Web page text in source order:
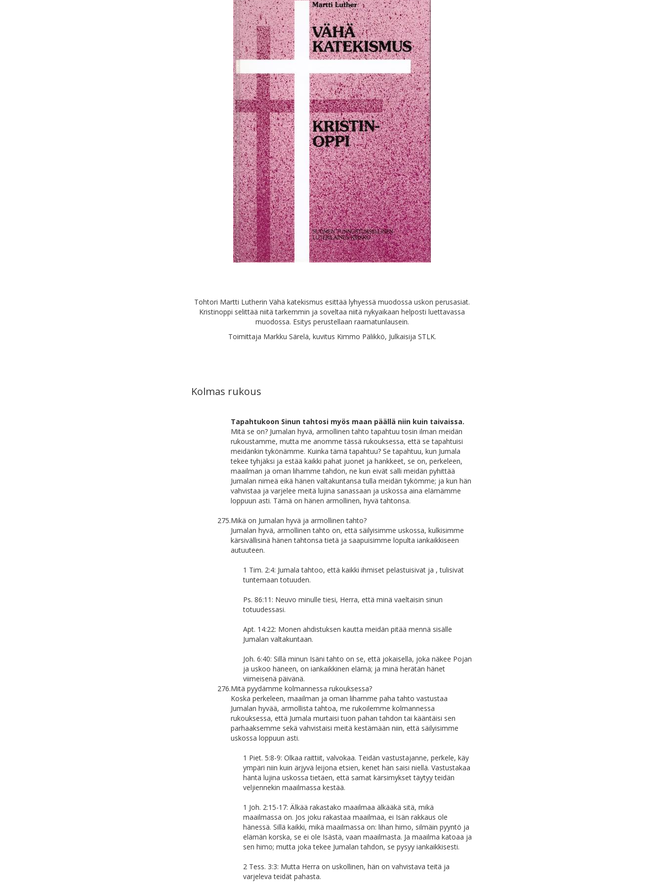
Tohtori Martti Lutherin Vähä katekismus esittää lyhyessä muodossa uskon perusasiat.
Kristinoppi selittää niitä tarkemmin ja soveltaa niitä nykyaikaan helposti luettavassa
muodossa. Esitys perustellaan raamatunlausein.
Toimittaja Markku Särelä, kuvitus Kimmo Pälikkö, Julkaisija STLK.
Kolmas rukous
Tapahtukoon Sinun tahtosi myös maan päällä niin kuin taivaissa.
Mitä se on? Jumalan hyvä, armollinen tahto tapahtuu tosin ilman meidän
rukoustamme, mutta me anomme tässä rukouksessa, että se tapahtuisi
meidänkin tykönämme. Kuinka tämä tapahtuu? Se tapahtuu, kun Jumala
tekee tyhjäksi ja estää kaikki pahat juonet ja hankkeet, se on, perkeleen,
maailman ja oman lihamme tahdon, ne kun eivät salli meidän pyhittää
Jumalan nimeä eikä hänen valtakuntansa tulla meidän tykömme; ja kun hän
vahvistaa ja varjelee meitä lujina sanassaan ja uskossa aina elämämme
loppuun asti. Tämä on hänen armollinen, hyvä tahtonsa.
275.Mikä on Jumalan hyvä ja armollinen tahto?
Jumalan hyvä, armollinen tahto on, että säilyisimme uskossa, kulkisimme
kärsivällisinä hänen tahtonsa tietä ja saapuisimme lopulta iankaikkiseen
autuuteen.
1 Tim. 2:4: Jumala tahtoo, että kaikki ihmiset pelastuisivat ja , tulisivat
tuntemaan totuuden.
Ps. 86:11: Neuvo minulle tiesi, Herra, että minä vaeltaisin sinun
totuudessasi.
Apt. 14:22: Monen ahdistuksen kautta meidän pitää mennä sisälle
Jumalan valtakuntaan.
Joh. 6:40: Sillä minun Isäni tahto on se, että jokaisella, joka näkee Pojan
ja uskoo häneen, on iankaikkinen elämä; ja minä herätän hänet
viimeisenä päivänä.
276.Mitä pyydämme kolmannessa rukouksessa?
Koska perkeleen, maailman ja oman lihamme paha tahto vastustaa
Jumalan hyvää, armollista tahtoa, me rukoilemme kolmannessa
rukouksessa, että Jumala murtaisi tuon pahan tahdon tai kääntäisi sen
parhaaksemme sekä vahvistaisi meitä kestämään niin, että säilyisimme
uskossa loppuun asti.
1 Piet. 5:8-9: Olkaa raittiit, valvokaa. Teidän vastustajanne, perkele, käy
ympäri niin kuin ärjyvä leijona etsien, kenet hän saisi niellä. Vastustakaa
häntä lujina uskossa tietäen, että samat kärsimykset täytyy teidän
veljiennekin maailmassa kestää.
1 Joh. 2:15-17: Älkää rakastako maailmaa älkääkä sitä, mikä
maailmassa on. Jos joku rakastaa maailmaa, ei Isän rakkaus ole
hänessä. Sillä kaikki, mikä maailmassa on: lihan himo, silmäin pyyntö ja
elämän korska, se ei ole Isästä, vaan maailmasta. Ja maailma katoaa ja
sen himo; mutta joka tekee Jumalan tahdon, se pysyy iankaikkisesti.
2 Tess. 3:3: Mutta Herra on uskollinen, hän on vahvistava teitä ja
varjeleva teidät pahasta.